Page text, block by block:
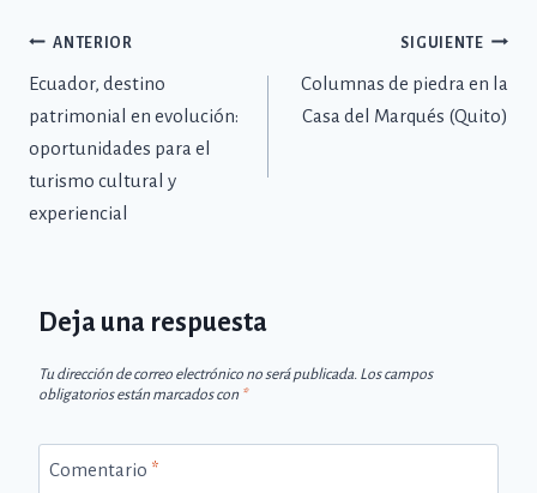
ANTERIOR
Ecuador, destino
patrimonial en evolución:
oportunidades para el
turismo cultural y
experiencial
SIGUIENTE
Columnas de piedra en la
Casa del Marqués (Quito)
Deja una respuesta
Tu dirección de correo electrónico no será publicada. Los campos
obligatorios están marcados con *
Comentario *